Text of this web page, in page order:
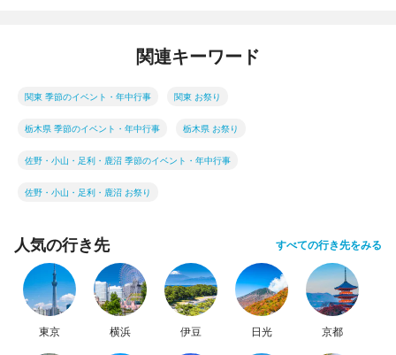
関連キーワード
関東 季節のイベント・年中行事 関東 お祭り
栃木県 季節のイベント・年中行事 栃木県 お祭り
佐野・小山・足利・鹿沼 季節のイベント・年中行事
佐野・小山・足利・鹿沼 お祭り
人気の行き先 すべての行き先をみる
東京 横浜 伊豆 日光 京都